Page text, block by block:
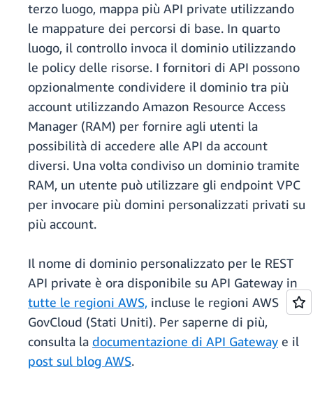
terzo luogo, mappa più API private utilizzando
le mappature dei percorsi di base. In quarto
luogo, il controllo invoca il dominio utilizzando
le policy delle risorse. I fornitori di API possono
opzionalmente condividere il dominio tra più
account utilizzando Amazon Resource Access
Manager (RAM) per fornire agli utenti la
possibilità di accedere alle API da account
diversi. Una volta condiviso un dominio tramite
RAM, un utente può utilizzare gli endpoint VPC
per invocare più domini personalizzati privati su
più account.
Il nome di dominio personalizzato per le REST
API private è ora disponibile su API Gateway in
tutte le regioni AWS, incluse le regioni AWS
GovCloud (Stati Uniti). Per saperne di più,
consulta la documentazione di API Gateway e il
post sul blog AWS.